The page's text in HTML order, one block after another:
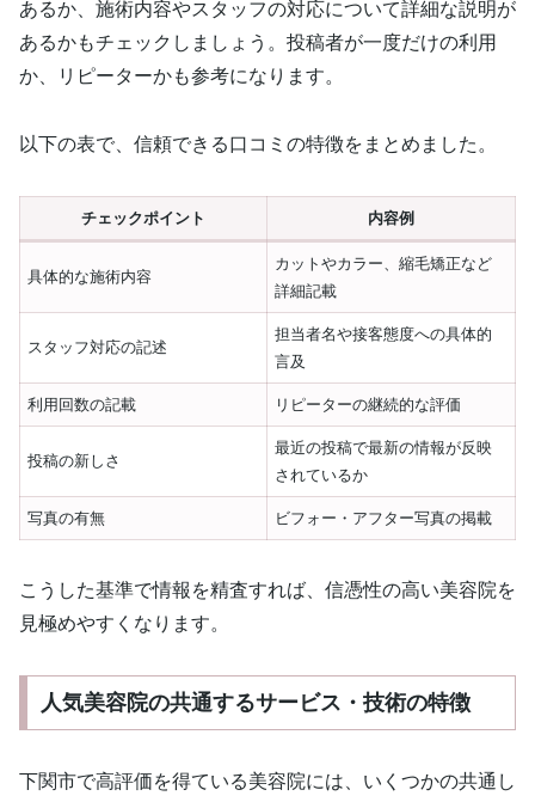
あるか、施術内容やスタッフの対応について詳細な説明が
あるかもチェックしましょう。投稿者が一度だけの利用
か、リピーターかも参考になります。
以下の表で、信頼できる口コミの特徴をまとめました。
チェックポイント 内容例
具体的な施術内容
カットやカラー、縮毛矯正など
詳細記載
スタッフ対応の記述
担当者名や接客態度への具体的
言及
利用回数の記載 リピーターの継続的な評価
投稿の新しさ
最近の投稿で最新の情報が反映
されているか
写真の有無 ビフォー・アフター写真の掲載
こうした基準で情報を精査すれば、信憑性の高い美容院を
見極めやすくなります。
人気美容院の共通するサービス・技術の特徴
下関市で高評価を得ている美容院には、いくつかの共通し